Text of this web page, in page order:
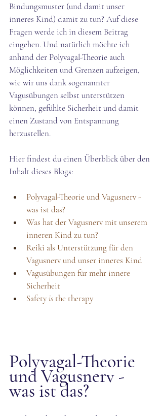
Bindungsmuster (und damit unser
inneres Kind) damit zu tun? Auf diese
Fragen werde ich in diesem Beitrag
eingehen. Und natürlich möchte ich
anhand der Polyvagal-Theorie auch
Möglichkeiten und Grenzen aufzeigen,
wie wir uns dank sogenannter
Vagusübungen selbst unterstützen
können, gefühlte Sicherheit und damit
einen Zustand von Entspannung
herzustellen.
Hier findest du einen Überblick über den
Inhalt dieses Blogs:
Polyvagal-Theorie und Vagusnerv -
was ist das?
Was hat der Vagusnerv mit unserem
inneren Kind zu tun?
Reiki als Unterstützung für den
Vagusnerv und unser inneres Kind
Vagusübungen für mehr innere
Sicherheit
Safety is the therapy
Polyvagal-Theorie
und Vagusnerv -
was ist das?